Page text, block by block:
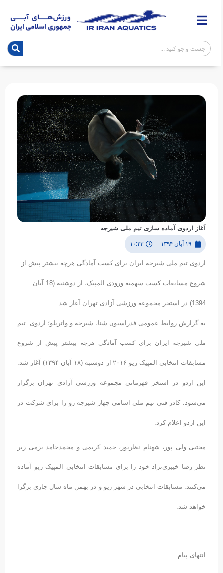
آغاز اردوی آماده سازی تیم ملی شیرجه
۱۹ آبان ۱۳۹۴ ۱۰:۲۳
اردوی تیم ملی شیرجه ایران برای کسب آمادگی هرچه بیشتر پیش از
شروع مسابقات کسب سهمیه ورودی المپیک، از دوشنبه (18 آبان
1394) در استخر مجموعه ورزشی آزادی تهران آغاز شد.
به گزارش روابط عمومی فدراسیون شنا، شیرجه و واترپلو؛ اردوی تیم
ملی شیرجه ایران برای کسب آمادگی هرچه بیشتر پیش از شروع
مسابقات انتخابی المپیک ریو ۲۰۱۶ از دوشنبه (۱۸ آبان ۱۳۹۴) آغاز شد.
این اردو در استخر قهرمانی مجموعه ورزشی آزادی تهران برگزار
می‌شود. کادر فنی تیم ملی اسامی چهار شیرجه رو را برای شرکت در
این اردو اعلام کرد.
مجتبی ولی پور، شهنام نظرپور، حمید کریمی و محمدحامد بزمی زیر
نظر رضا خیبری‌نژاد خود را برای مسابقات انتخابی المپیک ریو آماده
می‌کنند. مسابقات انتخابی در شهر ریو و در بهمن ماه سال جاری برگرا
خواهد شد.
انتهای پیام